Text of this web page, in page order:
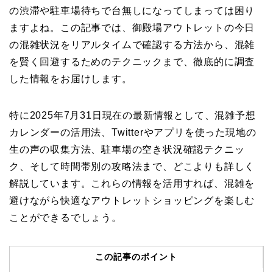
の渋滞や駐車場待ちで台無しになってしまっては困り
ますよね。この記事では、御殿場アウトレットの今日
の混雑状況をリアルタイムで確認する方法から、混雑
を賢く回避するためのテクニックまで、徹底的に調査
した情報をお届けします。
特に2025年7月31日現在の最新情報として、混雑予想
カレンダーの活用法、Twitterやアプリを使った現地の
生の声の収集方法、駐車場の空き状況確認テクニッ
ク、そして時間帯別の攻略法まで、どこよりも詳しく
解説しています。これらの情報を活用すれば、混雑を
避けながら快適なアウトレットショッピングを楽しむ
ことができるでしょう。
この記事のポイント